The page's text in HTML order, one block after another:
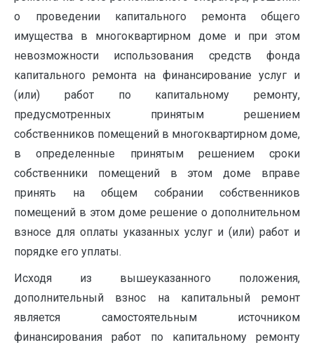
о проведении капитального ремонта общего
имущества в многоквартирном доме и при этом
невозможности использования средств фонда
капитального ремонта на финансирование услуг и
(или) работ по капитальному ремонту,
предусмотренных принятым решением
собственников помещений в многоквартирном доме,
в определенные принятым решением сроки
собственники помещений в этом доме вправе
принять на общем собрании собственников
помещений в этом доме решение о дополнительном
взносе для оплаты указанных услуг и (или) работ и
порядке его уплаты.
Исходя из вышеуказанного положения,
дополнительный взнос на капитальный ремонт
является самостоятельным источником
финансирования работ по капитальному ремонту